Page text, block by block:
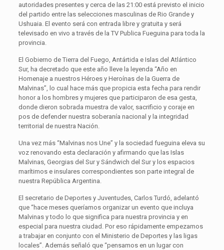
autoridades presentes y cerca de las 21:00 está previsto el inicio
del partido entre las selecciones masculinas de Rio Grande y
Ushuaia. El evento será con entrada libre y gratuita y será
televisado en vivo a través de la TV Publica Fueguina para toda la
provincia.
El Gobierno de Tierra del Fuego, Antártida e Islas del Atlántico
Sur, ha decretado que este año lleve la leyenda “Año en
Homenaje a nuestros Héroes y Heroínas de la Guerra de
Malvinas”, lo cual hace más que propicia esta fecha para rendir
honor a los hombres y mujeres que participaron de esa gesta,
donde dieron sobrada muestra de valor, sacrificio y coraje en
pos de defender nuestra soberanía nacional y la integridad
territorial de nuestra Nación.
Una vez más “Malvinas nos Une” y la sociedad fueguina eleva su
voz renovando esta declaración y afirmando que las Islas
Malvinas, Georgias del Sur y Sándwich del Sur y los espacios
marítimos e insulares correspondientes son parte integral de
nuestra República Argentina.
El secretario de Deportes y Juventudes, Carlos Turdó, adelantó
que “hace meses queríamos organizar un evento que incluya
Malvinas y todo lo que significa para nuestra provincia y en
especial para nuestra ciudad. Por eso rápidamente empezamos
a trabajar en conjunto con el Ministerio de Deportes y las ligas
locales”. Además señaló que “pensamos en un lugar con